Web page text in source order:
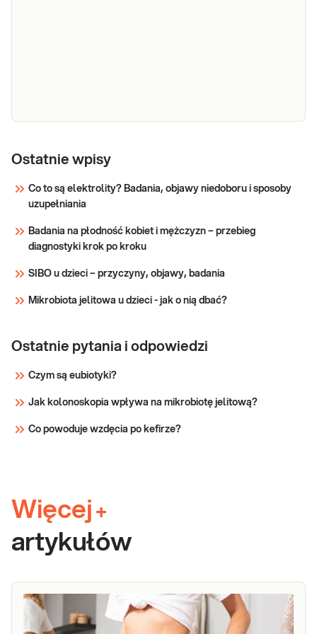
chudnij
dietetykiem
(badania,
konsultacja
dietetyczna
żywieniowy)
Wykonanie badań przed rozpoczęciem diety
świadomego odchudzania. Dobrze dobrany
zestaw badań pozwala dopasować sposób
żywienia do rzeczywistych potrzeb
organizmu. Dzięki badaniom można wykryć, a
Ostatnie wpisy
Co to są elektrolity? Badania, objawy niedoboru i sposoby
uzupełniania
Badania na płodność kobiet i mężczyzn – przebieg
diagnostyki krok po kroku
SIBO u dzieci – przyczyny, objawy, badania
Mikrobiota jelitowa u dzieci - jak o nią dbać?
Ostatnie pytania i odpowiedzi
Czym są eubiotyki?
Jak kolonoskopia wpływa na mikrobiotę jelitową?
Co powoduje wzdęcia po kefirze?
Więcej +
artykułów